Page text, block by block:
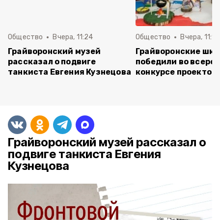
Общество Вчера, 11:24
Грайворонский музей
рассказал о подвиге
танкиста Евгения Кузнецова
Общество Вчера, 11:16
Грайворонские
победили во
конкурсе проектов
Грайворонский музей рассказал о
подвиге танкиста Евгения
Кузнецова